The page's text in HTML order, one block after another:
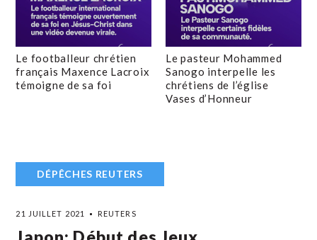
Le footballeur chrétien
français Maxence Lacroix
témoigne de sa foi
Le pasteur Mohammed
Sanogo interpelle les
chrétiens de l’église
Vases d’Honneur
DÉPÊCHES REUTERS
21 JUILLET 2021 REUTERS